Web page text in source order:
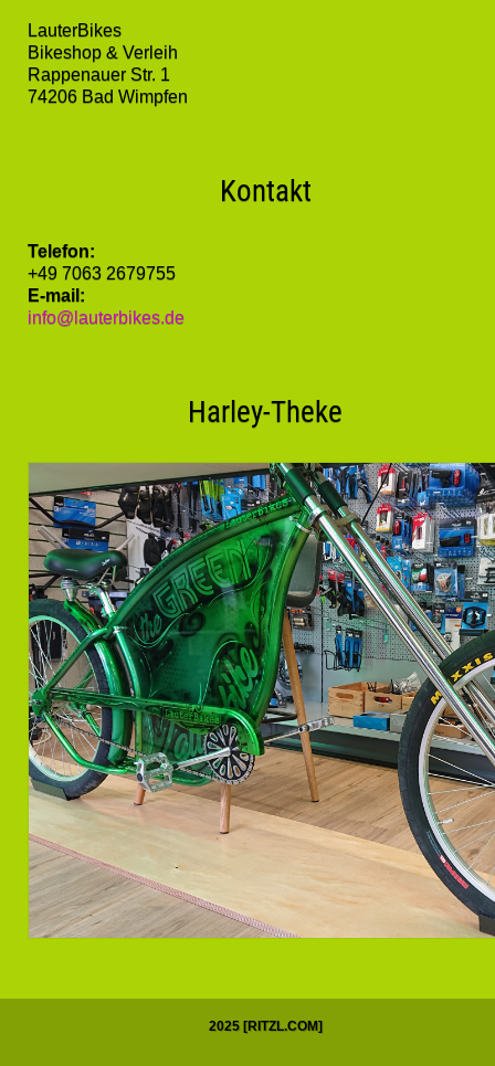
LauterBikes
Bikeshop & Verleih
Rappenauer Str. 1
74206 Bad Wimpfen
Kontakt
Telefon:
+49 7063 2679755
E-mail:
info@lauterbikes.de
Harley-Theke
2025 [RITZL.COM]